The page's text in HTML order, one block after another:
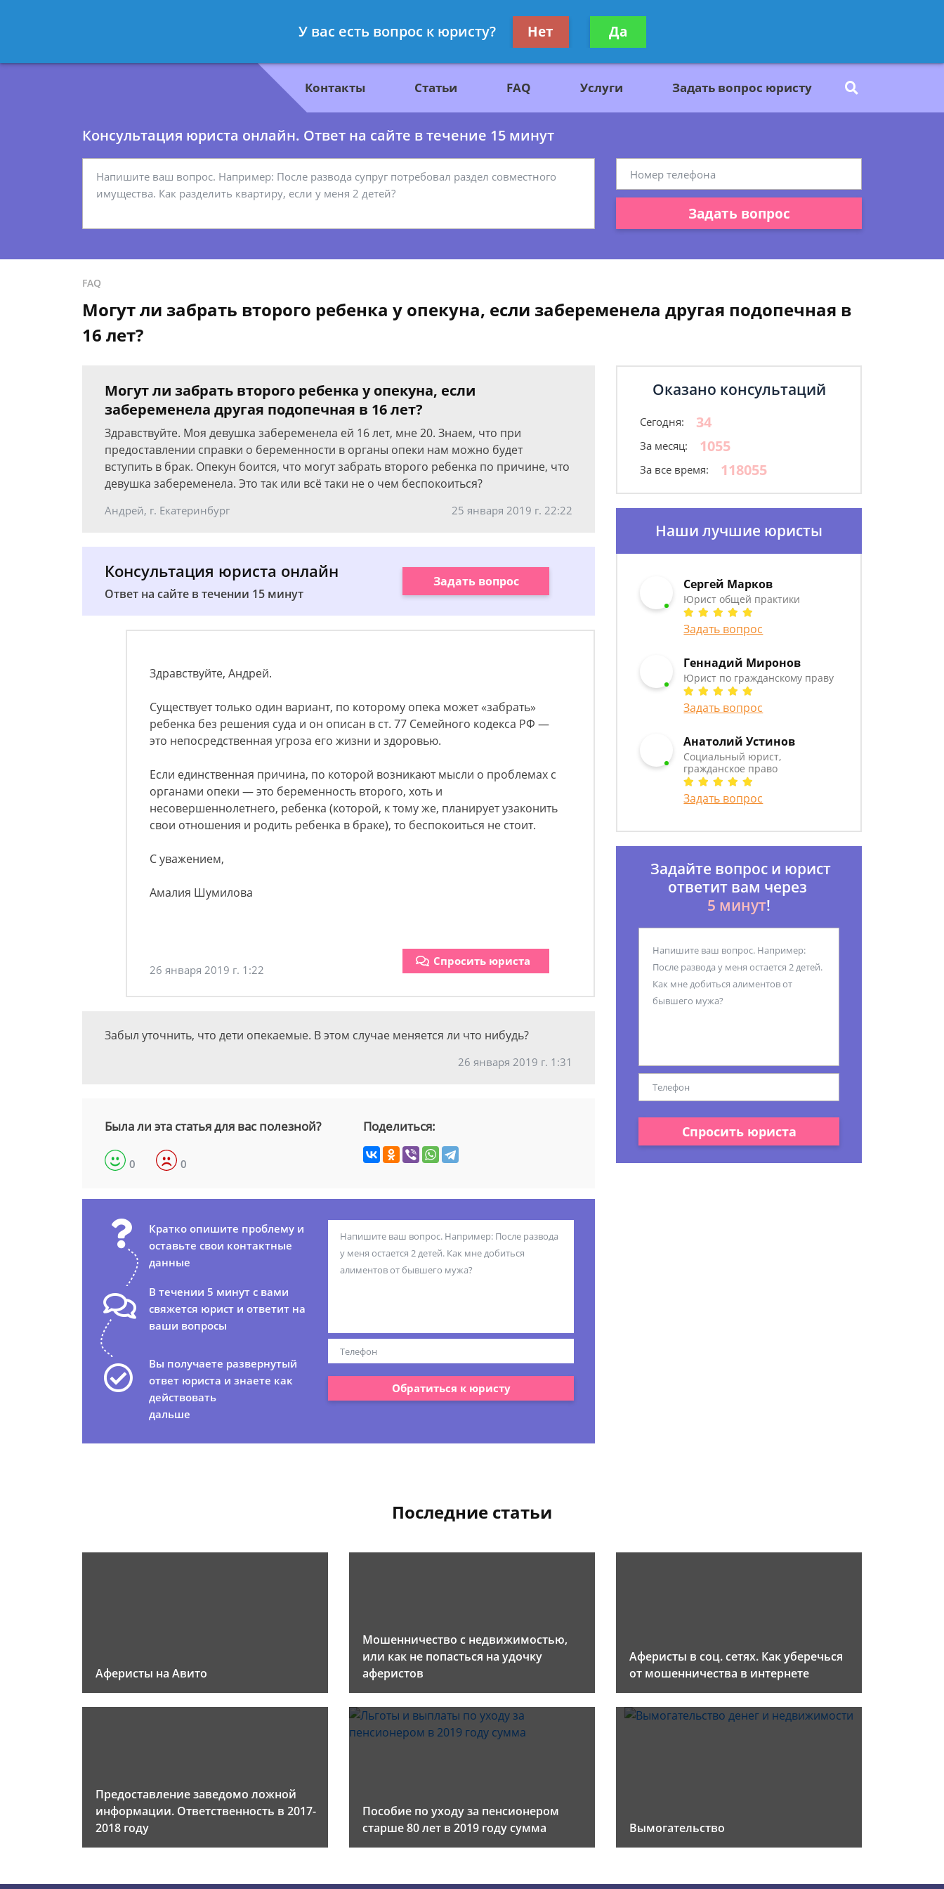
- Юрист по гражданскому праву
Получите консультацию
бесплатно
Контакты Статьи FAQ Услуги Задать вопрос юристу
Консультация юриста онлайн. Ответ на сайте в течение 15 минут
Задать вопрос
FAQ
Могут ли забрать второго ребенка у опекуна, если забеременела другая подопечная в
16 лет?
Могут ли забрать второго ребенка у опекуна, если
забеременела другая подопечная в 16 лет?
Здравствуйте. Моя девушка забеременела ей 16 лет, мне 20. Знаем, что при
предоставлении справки о беременности в органы опеки нам можно будет
вступить в брак. Опекун боится, что могут забрать второго ребенка по причине, что
девушка забеременела. Это так или всё таки не о чем беспокоиться?
Андрей, г. Екатеринбург 25 января 2019 г. 22:22
Консультация юриста онлайн
Ответ на сайте в течении 15 минут
Задать вопрос
Здравствуйте, Андрей.
Существует только один вариант, по которому опека может «забрать»
ребенка без решения суда и он описан в ст. 77 Семейного кодекса РФ —
это непосредственная угроза его жизни и здоровью.
Если единственная причина, по которой возникают мысли о проблемах с
органами опеки — это беременность второго, хоть и
несовершеннолетнего, ребенка (которой, к тому же, планирует узаконить
свои отношения и родить ребенка в браке), то беспокоиться не стоит.
С уважением,
Амалия Шумилова
26 января 2019 г. 1:22
Спросить юриста
Забыл уточнить, что дети опекаемые. В этом случае меняется ли что нибудь?
26 января 2019 г. 1:31
Была ли эта статья для вас полезной?
0 0
Поделиться:
Кратко опишите проблему и
оставьте свои контактные
данные
В течении 5 минут с вами
свяжется юрист и ответит на
ваши вопросы
Вы получаете развернутый
ответ юриста и знаете как
действовать
дальше
Обратиться к юристу
Оказано консультаций
Сегодня: 34
За месяц: 1055
За все время: 118055
Наши лучшие юристы
Сергей Марков
Юрист общей практики
Задать вопрос
Геннадий Миронов
Юрист по гражданскому праву
Задать вопрос
Анатолий Устинов
Социальный юрист,
гражданское право
Задать вопрос
Задайте вопрос и юрист
ответит вам через
5 минут!
Спросить юриста
Последние статьи
Аферисты на Авито
Мошенничество с недвижимостью,
или как не попасться на удочку
аферистов
Аферисты в соц. сетях. Как уберечься
от мошенничества в интернете
Предоставление заведомо ложной
информации. Ответственность в 2017-
2018 году
Пособие по уходу за пенсионером
старше 80 лет в 2019 году сумма
Вымогательство
У вас есть вопрос к юристу? Нет Да